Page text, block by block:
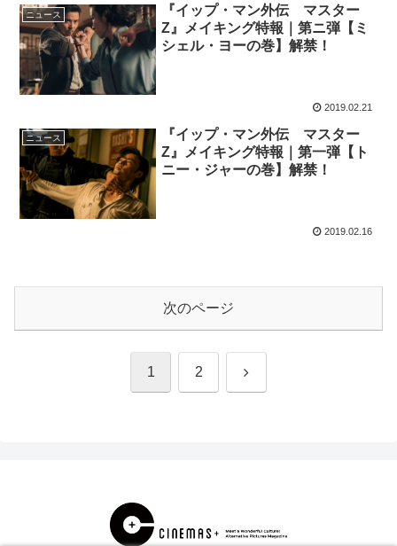
ニュース
『イップ・マン外伝 マスター
Z』メイキング特報｜第ニ弾【ミ
シェル・ヨーの巻】解禁！
2019.02.21
ニュース
『イップ・マン外伝 マスター
Z』メイキング特報｜第一弾【ト
ニー・ジャーの巻】解禁！
2019.02.16
次のページ
1 2 次